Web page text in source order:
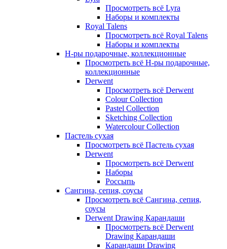
Просмотреть всё Lyra
Наборы и комплекты
Royal Talens
Просмотреть всё Royal Talens
Наборы и комплекты
Н-ры подарочные, коллекционные
Просмотреть всё Н-ры подарочные,
коллекционные
Derwent
Просмотреть всё Derwent
Colour Collection
Pastel Collection
Sketching Collection
Watercolour Collection
Пастель сухая
Просмотреть всё Пастель сухая
Derwent
Просмотреть всё Derwent
Наборы
Россыпь
Сангина, сепия, соусы
Просмотреть всё Сангина, сепия,
соусы
Derwent Drawing Карандаши
Просмотреть всё Derwent
Drawing Карандаши
Карандаши Drawing